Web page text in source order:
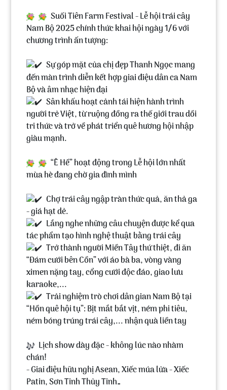
Suối Tiên Farm Festival - Lễ hội trái cây
Nam Bộ 2025 chính thức khai hội ngày 1/6 với
chương trình ấn tượng:
Sự góp mặt của chị đẹp Thanh Ngọc mang
đến màn trình diễn kết hợp giai điệu dân ca Nam
Bộ và âm nhạc hiện đại
Sân khấu hoạt cảnh tái hiện hành trình
người trẻ Việt, từ ruộng đồng ra thế giới trau dồi
tri thức và trở về phát triển quê hương hội nhập
giàu mạnh.
“Ê Hề” hoạt động trong Lễ hội lớn nhất
mùa hè đang chờ gia đình mình
Chợ trái cây ngập tràn thức quả, ăn thả ga
- giá hạt dẻ.
Lắng nghe những câu chuyện được kể qua
tác phẩm tạo hình nghệ thuật bằng trái cây
Trở thành người Miền Tây thứ thiệt, đi ăn
“Đám cưới bên Cồn” với áo bà ba, vòng vàng
ximen nặng tay, cổng cưới độc đáo, giao lưu
karaoke,...
Trải nghiệm trò chơi dân gian Nam Bộ tại
“Hồn quê hội tụ”: Bịt mắt bắt vịt, ném phi tiêu,
ném bóng trúng trái cây,... nhận quà liền tay
Lịch show dày đặc - không lúc nào nhàm
chán!
- Giai điệu hữu nghị Asean, Xiếc múa lửa - Xiếc
Patin, Sơn Tinh Thủy Tinh…